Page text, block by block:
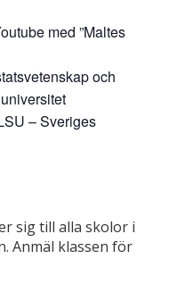
med ”Maltes
och
– Sveriges
sig till alla skolor i
Anmäl klassen för